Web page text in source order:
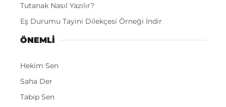
Tutanak Nasıl Yazılır?
Eş Durumu Tayini Dilekçesi Örneği İndir
ÖNEMLI
Hekim Sen
Saha Der
Tabip Sen